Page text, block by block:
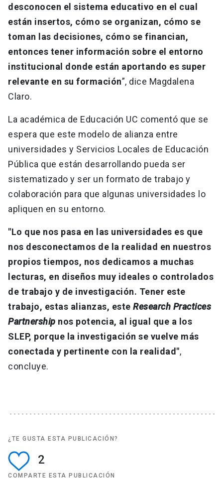
desconocen el sistema educativo en el cual
están insertos, cómo se organizan, cómo se
toman las decisiones, cómo se financian,
entonces tener información sobre el entorno
institucional donde están aportando es super
relevante en su formación”, dice Magdalena
Claro.
La académica de Educación UC comentó que se
espera que este modelo de alianza entre
universidades y Servicios Locales de Educación
Pública que están desarrollando pueda ser
sistematizado y ser un formato de trabajo y
colaboración para que algunas universidades lo
apliquen en su entorno.
"Lo que nos pasa en las universidades es que
nos desconectamos de la realidad en nuestros
propios tiempos, nos dedicamos a muchas
lecturas, en diseños muy ideales o controlados
de trabajo y de investigación. Tener este
trabajo, estas alianzas, este Research Practices
Partnership nos potencia, al igual que a los
SLEP, porque la investigación se vuelve más
conectada y pertinente con la realidad",
concluye.
¿TE GUSTA ESTA PUBLICACIÓN?
2
COMPARTE ESTA PUBLICACIÓN